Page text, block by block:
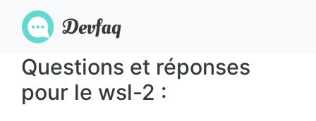
Questions et réponses
pour le wsl-2 :